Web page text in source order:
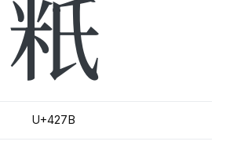
䉻
U+427B